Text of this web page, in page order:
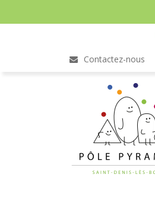
Contactez-nous